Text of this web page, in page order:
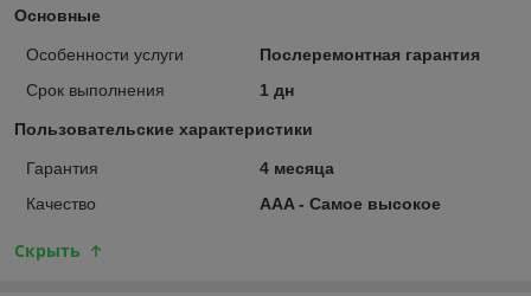
Основные
Особенности услуги
Послеремонтная гарантия
Срок выполнения
1 дн
Пользовательские характеристики
Гарантия
4 месяца
Качество
AAA - Самое высокое
Скрыть